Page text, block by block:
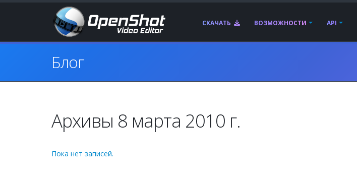
СКАЧАТЬ ВОЗМОЖНОСТИ API
Блог
Архивы 8 марта 2010 г.
Пока нет записей.